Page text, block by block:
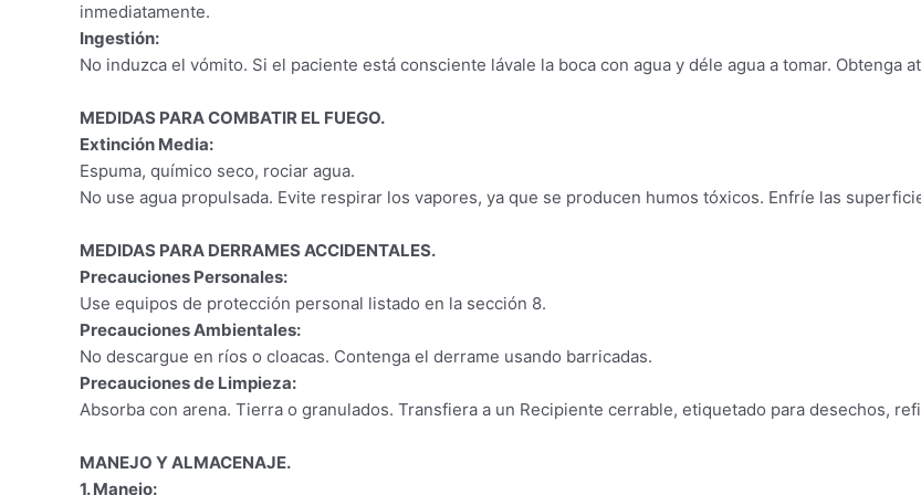
inmediatamente.
Ingestión:
No induzca el vómito. Si el paciente está consciente lávale la boca con agua y déle agua a tomar. Obtenga
MEDIDAS PARA COMBATIR EL FUEGO.
Extinción Media:
Espuma, químico seco, rociar agua.
No use agua propulsada. Evite respirar los vapores, ya que se producen humos tóxicos. Enfríe las
MEDIDAS PARA DERRAMES ACCIDENTALES.
Precauciones Personales:
Use equipos de protección personal listado en la sección 8.
Precauciones Ambientales:
No descargue en ríos o cloacas. Contenga el derrame usando barricadas.
Precauciones de Limpieza:
Absorba con arena. Tierra o granulados. Transfiera a un Recipiente cerrable, etiquetado para desechos,
MANEJO Y ALMACENAJE.
1. Manejo: